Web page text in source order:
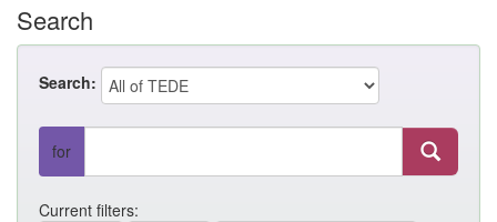
Search
Search:
for
Current filters: